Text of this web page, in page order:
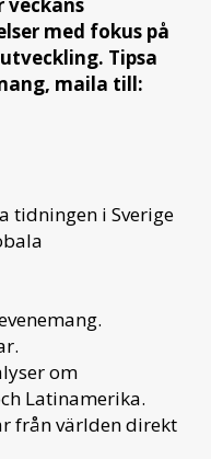
med fokus på
Tipsa
maila till:
tidningen i Sverige
om
Latinamerika.
från världen direkt